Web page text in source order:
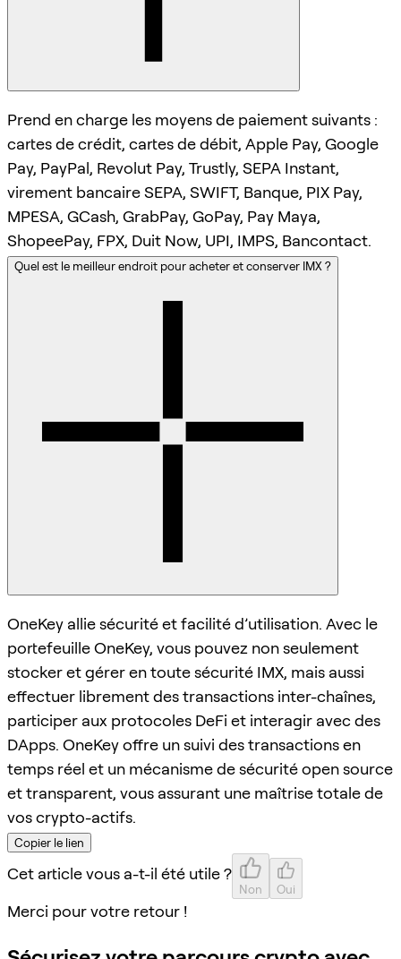
Prend en charge les moyens de paiement suivants :
cartes de crédit, cartes de débit, Apple Pay, Google
Pay, PayPal, Revolut Pay, Trustly, SEPA Instant,
virement bancaire SEPA, SWIFT, Banque, PIX Pay,
MPESA, GCash, GrabPay, GoPay, Pay Maya,
ShopeePay, FPX, Duit Now, UPI, IMPS, Bancontact.
Quel est le meilleur endroit pour acheter et conserver IMX ?
OneKey allie sécurité et facilité d’utilisation. Avec le
portefeuille OneKey, vous pouvez non seulement
stocker et gérer en toute sécurité IMX, mais aussi
effectuer librement des transactions inter-chaînes,
participer aux protocoles DeFi et interagir avec des
DApps. OneKey offre un suivi des transactions en
temps réel et un mécanisme de sécurité open source
et transparent, vous assurant une maîtrise totale de
vos crypto-actifs.
Copier le lien
Cet article vous a-t-il été utile ?
Non Oui
Merci pour votre retour !